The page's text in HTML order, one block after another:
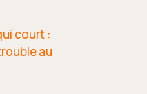
court :
au